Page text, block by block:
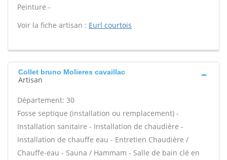
Peinture -
Voir la fiche artisan : Eurl courtois
Collet bruno Molieres cavaillac
Artisan
Département: 30
Fosse septique (installation ou remplacement) -
Installation sanitaire - Installation de chaudière -
Installation de chauffe eau - Entretien Chaudière /
Chauffe-eau - Sauna / Hammam - Salle de bain clé en